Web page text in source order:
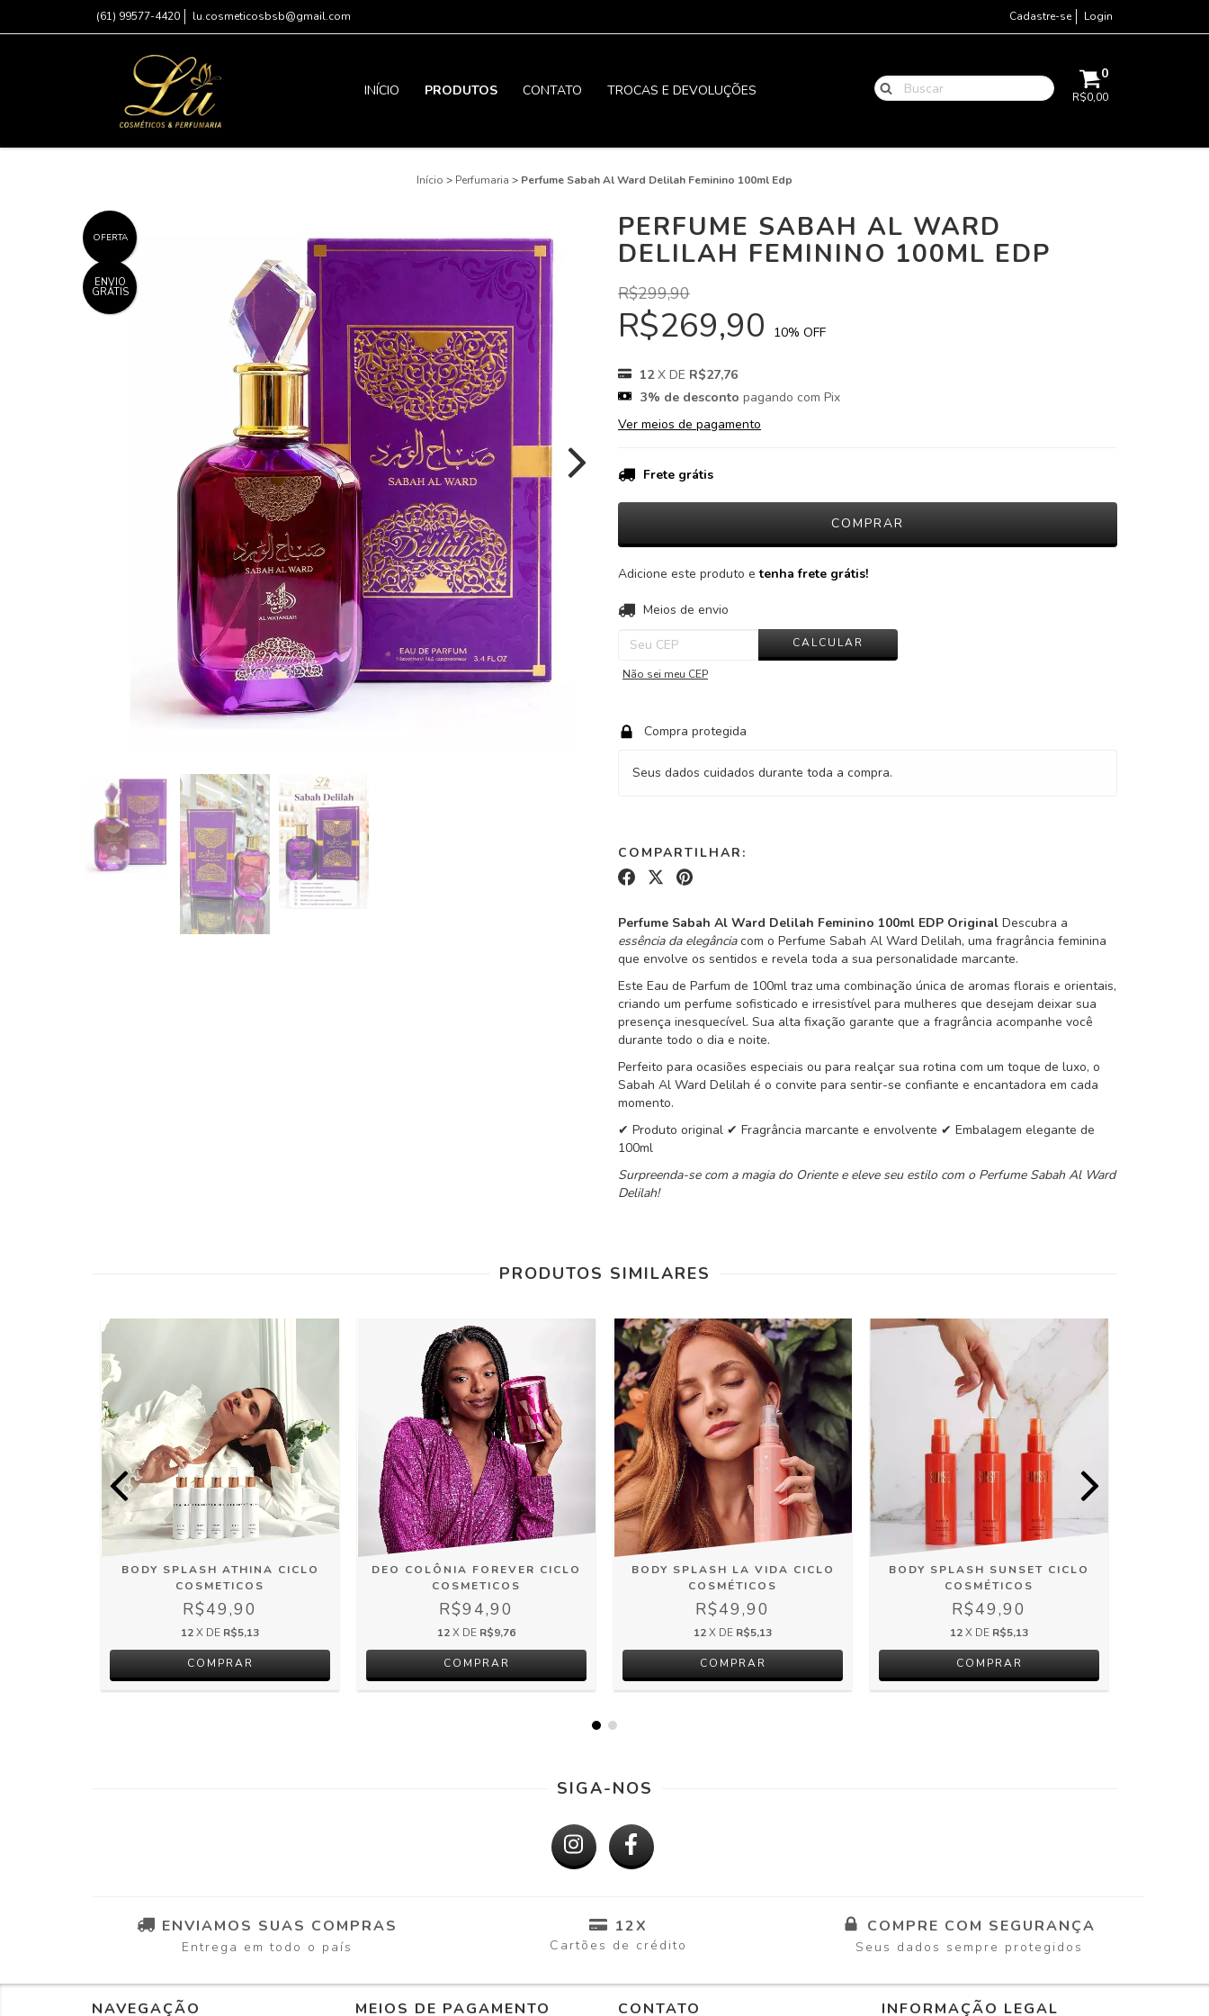
(61) 99577-4420 lu.cosmeticosbsb@gmail.com Cadastre-se Login
INÍCIO PRODUTOS CONTATO TROCAS E DEVOLUÇÕES
0
R$0,00
Início > Perfumaria > Perfume Sabah Al Ward Delilah Feminino 100ml Edp
OFERTA
ENVIO
GRÁTIS
PERFUME SABAH AL WARD
DELILAH FEMININO 100ML EDP
R$299,90
R$269,90 10% OFF
12 X DE R$27,76
3% de desconto pagando com Pix
Ver meios de pagamento
Frete grátis
Adicione este produto etenha frete grátis!
Entregas para o CEP:
Meios de envio
CALCULAR
Não sei meu CEP
Compra protegida
Seus dados cuidados durante toda a compra.
COMPARTILHAR:
Perfume Sabah Al Ward Delilah Feminino 100ml EDP Original Descubra a
essência da elegânciacom o Perfume Sabah Al Ward Delilah, uma fragrância feminina
que envolve os sentidos e revela toda a sua personalidade marcante.
Este Eau de Parfum de 100ml traz uma combinação única de aromas florais e orientais,
criando um perfume sofisticado e irresistível para mulheres que desejam deixar sua
presença inesquecível. Sua alta fixação garante que a fragrância acompanhe você
durante todo o dia e noite.
Perfeito para ocasiões especiais ou para realçar sua rotina com um toque de luxo, o
Sabah Al Ward Delilah é o convite para sentir-se confiante e encantadora em cada
momento.
✔ Produto original ✔ Fragrância marcante e envolvente ✔ Embalagem elegante de
100ml
Surpreenda-se com a magia do Oriente e eleve seu estilo com o Perfume Sabah Al Ward
Delilah!
PRODUTOS SIMILARES
BODY SPLASH ATHINA CICLO
COSMETICOS
R$49,90
12X DE R$5,13
DEO COLÔNIA FOREVER CICLO
COSMETICOS
R$94,90
12X DE R$9,76
BODY SPLASH LA VIDA CICLO
COSMÉTICOS
R$49,90
12X DE R$5,13
BODY SPLASH SUNSET CICLO
COSMÉTICOS
R$49,90
12X DE R$5,13
SIGA-NOS
ENVIAMOS SUAS COMPRAS
Entrega em todo o país
12X
Cartões de crédito
COMPRE COM SEGURANÇA
Seus dados sempre protegidos
NAVEGAÇÃO MEIOS DE PAGAMENTO CONTATO INFORMAÇÃO LEGAL